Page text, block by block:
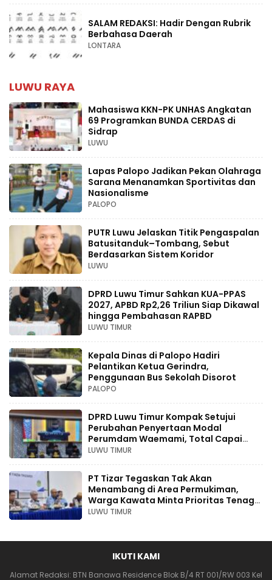
SALAM REDAKSI: Hadir Dengan Rubrik
Berbahasa Daerah
LONTARA
LUWU RAYA
Mahasiswa KKN-PK UNHAS Angkatan
69 Programkan BUNDA CERDAS di
Sidrap
LUWU
Lapas Palopo Jadikan Pekan Olahraga
Sarana Menanamkan Sportivitas dan
Nasionalisme
PALOPO
PUTR Luwu Jelaskan Titik Pengaspalan
Batusitanduk–Tombang, Sebut
Berdasarkan Sistem Koridor
LUWU
DPRD Luwu Timur Sahkan KUA-PPAS
2027, APBD Rp2,26 Triliun Siap Dikawal
hingga Pembahasan RAPBD
LUWU TIMUR
Kepala Dinas di Palopo Hadiri
Pelantikan Ketua Gerindra,
Penggunaan Bus Sekolah Disorot
PALOPO
DPRD Luwu Timur Kompak Setujui
Perubahan Penyertaan Modal
Perumdam Waemami, Total Capai
Rp131,68 Miliar Hingga 2030
LUWU TIMUR
PT Tizar Tegaskan Tak Akan
Menambang di Area Permukiman,
Warga Kawata Minta Prioritas Tenaga
Kerja Lokal
LUWU TIMUR
IKUTI KAMI
Alamat Redaksi: BTN Banawa Residence Blok B/4 RT 001/RW 003 Kel